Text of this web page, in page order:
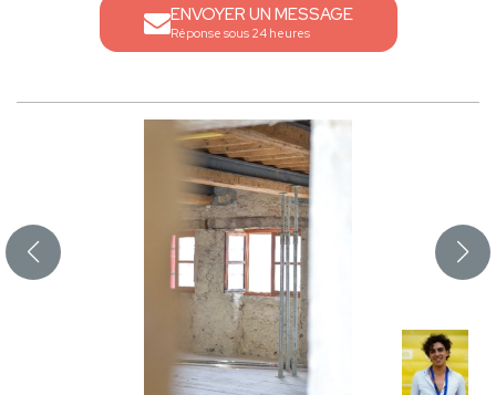
ENVOYER UN MESSAGE
Réponse sous 24 heures